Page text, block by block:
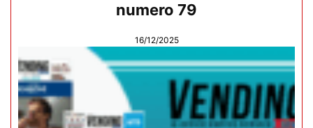
numero 79
16/12/2025